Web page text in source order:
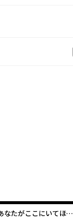
なたがここにいてほし